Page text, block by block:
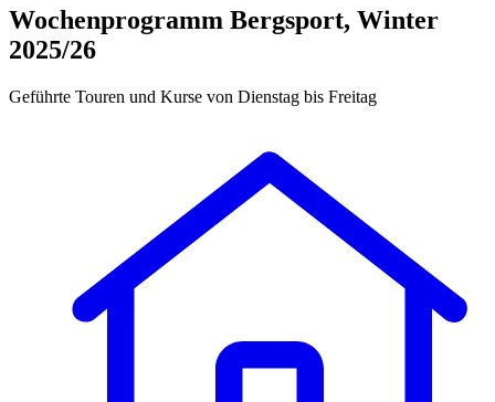
Wochenprogramm Bergsport, Winter
2025/26
Geführte Touren und Kurse von Dienstag bis Freitag